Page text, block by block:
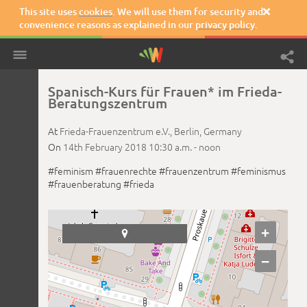
This site usescookies. We will use them for security and
convenience reasons as explained in our privacy policy.

Spanisch-Kurs für Frauen* im Frieda-
Beratungszentrum
At Frieda-Frauenzentrum e.V., Berlin, Germany
On 14th February 2018 10:30 a.m. - noon
#feminism #frauenrechte #frauenzentrum #feminismus
#frauenberatung #frieda

+
−